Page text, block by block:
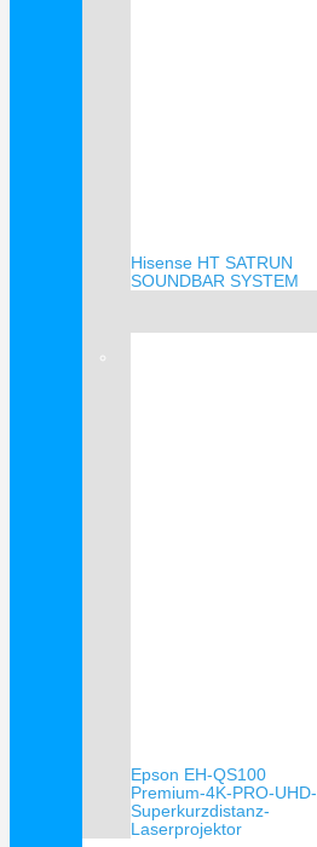
Hisense HT SATRUN
SOUNDBAR SYSTEM
Epson EH-QS100
Premium-4K-PRO-UHD-
Superkurzdistanz-
Laserprojektor